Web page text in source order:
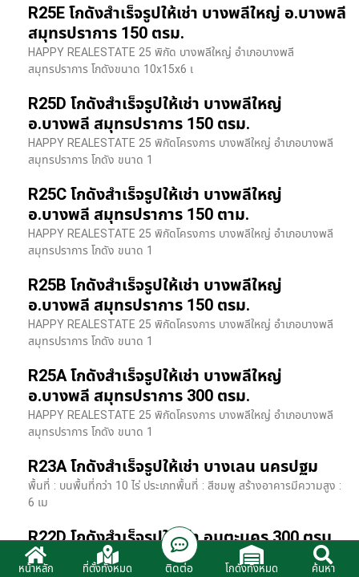
R25E โกดังสำเร็จรูปให้เช่า บางพลีใหญ่ อ.บางพลี
สมุทรปราการ 150 ตรม.
HAPPY REALESTATE 25 พิกัด บางพลีใหญ่ อำเภอบางพลี
สมุทรปราการ โกดังขนาด 10x15x6 เ
R25D โกดังสำเร็จรูปให้เช่า บางพลีใหญ่
อ.บางพลี สมุทรปราการ 150 ตรม.
HAPPY REALESTATE 25 พิกัดโครงการ บางพลีใหญ่ อำเภอบางพลี
สมุทรปราการ โกดัง ขนาด 1
R25C โกดังสำเร็จรูปให้เช่า บางพลีใหญ่
อ.บางพลี สมุทรปราการ 150 ตาม.
HAPPY REALESTATE 25 พิกัดโครงการ บางพลีใหญ่ อำเภอบางพลี
สมุทรปราการ โกดัง ขนาด 1
R25B โกดังสำเร็จรูปให้เช่า บางพลีใหญ่
อ.บางพลี สมุทรปราการ 150 ตรม.
HAPPY REALESTATE 25 พิกัดโครงการ บางพลีใหญ่ อำเภอบางพลี
สมุทรปราการ โกดัง ขนาด 1
R25A โกดังสำเร็จรูปให้เช่า บางพลีใหญ่
อ.บางพลี สมุทรปราการ 300 ตรม.
HAPPY REALESTATE 25 พิกัดโครงการ บางพลีใหญ่ อำเภอบางพลี
สมุทรปราการ โกดัง ขนาด 1
R23A โกดังสำเร็จรูปให้เช่า บางเลน นครปฐม
พื้นที่ : บนพื้นที่กว่า 10 ไร่ ประเภทพื้นที่ : สีชมพู สร้างอาคารมีความสูง :
6 เม
R22D โกดังสำเร็จรูปให้เช่า อมตะนคร 300 ตรม.
HR22 โกดังสำเร็จรูปให้เช่า พิกัด ติดนิคมอมตะนคร อ.พานทอง จ.ชลบุรี
รายละเอียดโรงง
หน้าหลัก ที่ตั้งทั้งหมด ติดต่อ โกดังทั้งหมด ค้นหา